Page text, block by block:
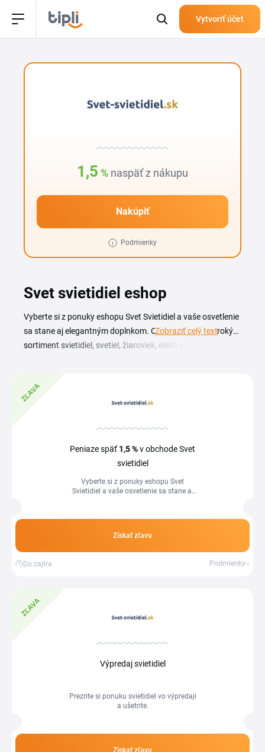
Vytvoriť účet
1,5 % naspäť z nákupu
Nakúpiť
Podmienky
Svet svietidiel eshop
Vyberte si z ponuky eshopu Svet Svietidiel a vaše osvetlenie
sa stane aj elegantným doplnkom. Obchod ponúka široký
sortiment svietidiel, svetiel, žiaroviek, elektra a doplnkov do
zadarmo, výpredaj a Svet svietidiel zľava na rôzny
sortiment. Ak k tomu prihodíte peniaze späť od Tipli,
osvetlenie na dom aj záhradu.
Zobraziť celý text
ZĽAVA
Peniaze späť1,5 %v obchode Svet
svietidiel
Vyberte si z ponuky eshopu Svet
Svietidiel a vaše osvetlenie sa stane aj
Získať zľavu
Do zajtra Podmienky
ZĽAVA
Výpredaj svietidiel
Prezrite si ponuku svietidiel vo výpredaji
a ušetrite.
Získať zľavu